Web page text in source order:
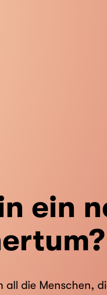
ein
die Menschen,